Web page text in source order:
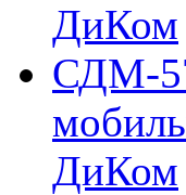
ДиКом
СДМ-
ДиКом